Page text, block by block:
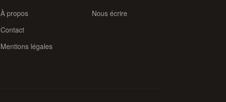
À propos
Contact
Mentions légales
Nous écrire